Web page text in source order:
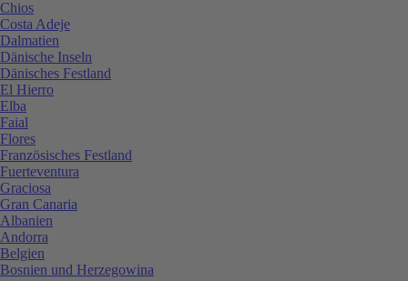
Chios
Costa Adeje
Dalmatien
Dänische Inseln
Dänisches Festland
El Hierro
Elba
Faial
Flores
Französisches Festland
Fuerteventura
Graciosa
Gran Canaria
Albanien
Andorra
Belgien
Bosnien und Herzegowina